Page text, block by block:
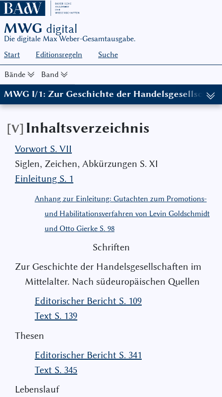
MWG digital
Die digitale Max Weber-Gesamtausgabe.
Start
Editionsregeln Suche
Bände Band
MWG I/1: Zur Geschichte der
[V] Inhaltsverzeichnis
Vorwort S. VII
Siglen‚ Zeichen‚ Abkürzungen S. XI
Einleitung S. 1
Anhang zur Einleitung: Gutachten zum Promotions-
und Habilitationsverfahren von Levin Goldschmidt
und Otto Gierke S. 98
Schriften
Zur Geschichte der Handelsgesellschaften im
Mittelalter. Nach südeuropäischen Quellen
Editorischer Bericht S. 109
Text S. 139
Thesen
Editorischer Bericht S. 341
Text S. 345
Lebenslauf